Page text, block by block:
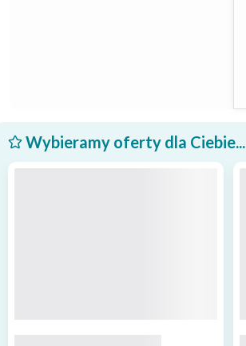
Wybieramy oferty dla Ciebie...